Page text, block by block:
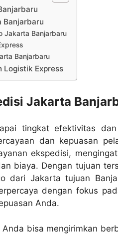
Banjarbaru
Jakarta Banjarbaru
Banjarbaru
Logistik Express
Jakarta
tingkat efektivitas
dan kepuasan
ekspedisi,
biaya. Dengan tujuan
dari Jakarta tujuan
dengan fokus
Anda.
bisa mengirimkan